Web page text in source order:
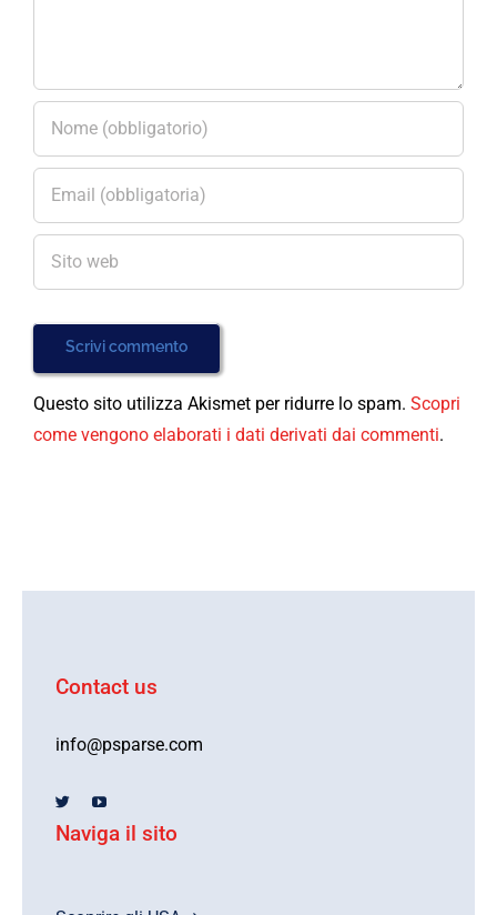
Questo sito utilizza Akismet per ridurre lo spam. Scopri
come vengono elaborati i dati derivati dai commenti.
Contact us
info@psparse.com
Naviga il sito